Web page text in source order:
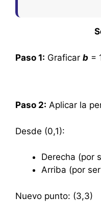
Paso 1: Graficar b =
Paso 2: Aplicar la
Desde (0,1):
Derecha (por
Arriba (por
Nuevo punto: (3,3)